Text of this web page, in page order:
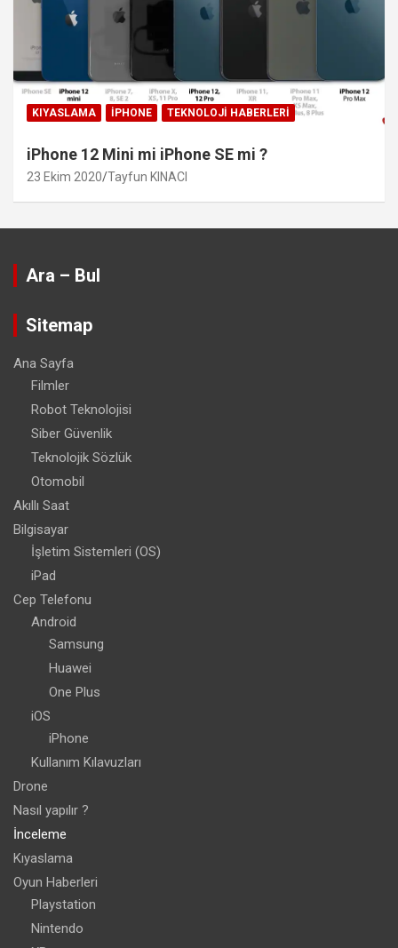
KIYASLAMA IPHONE TEKNOLOJI HABERLERI
iPhone 12 Mini mi iPhone SE mi ?
23 Ekim 2020 Tayfun KINACI
Ara – Bul
Sitemap
Ana Sayfa
Filmler
Robot Teknolojisi
Siber Güvenlik
Teknolojik Sözlük
Otomobil
Akıllı Saat
Bilgisayar
İşletim Sistemleri (OS)
iPad
Cep Telefonu
Android
Samsung
Huawei
One Plus
iOS
iPhone
Kullanım Kılavuzları
Drone
Nasıl yapılır ?
İnceleme
Kıyaslama
Oyun Haberleri
Playstation
Nintendo